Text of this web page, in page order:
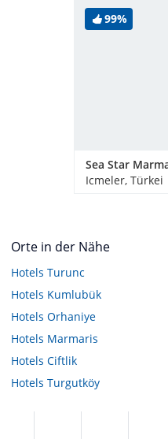
99%
Icmeler, Türkei
Orte in der Nähe
Hotels Turunc
Hotels Kumlubük
Hotels Orhaniye
Hotels Marmaris
Hotels Ciftlik
Hotels Turgutköy